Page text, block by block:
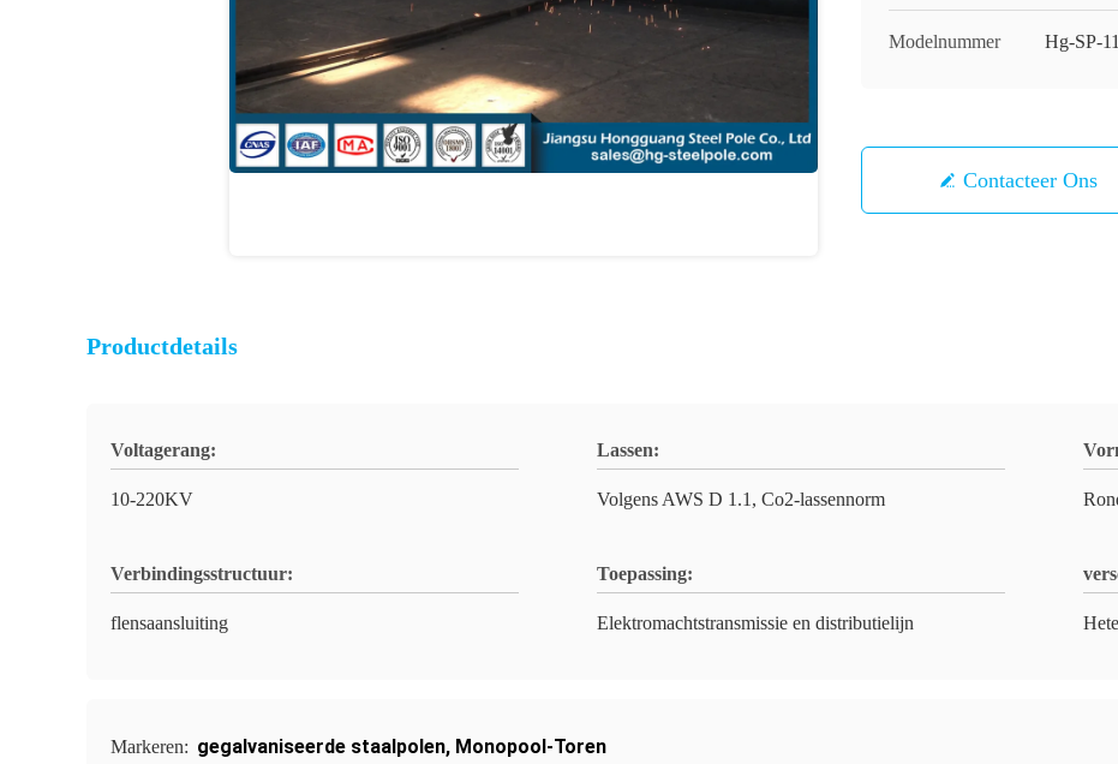
Modelnummer Hg-SP-
Contacteer Ons
Productdetails
Voltagerang:
10-220KV
Lassen:
Volgens AWS D 1.1, Co2-lassennorm
Verbindingsstructuur:
flensaansluiting
Toepassing:
Elektromachtstransmissie en distributielijn
Markeren: gegalvaniseerde staalpolen, Monopool-Toren